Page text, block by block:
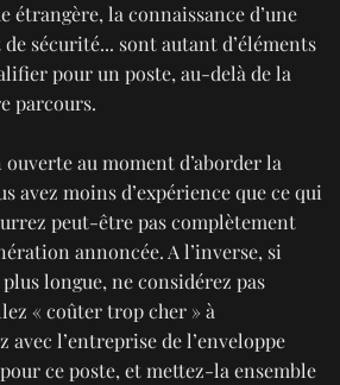
étrangère, la connaissance d’une
sécurité... sont autant d’éléments
pour un poste, au-delà de la
parcours.
ouverte au moment d’aborder la
avez moins d’expérience que ce qui
peut-être pas complètement
annoncée. A l’inverse, si
longue, ne considérez pas
« coûter trop cher » à
avec l’entreprise de l’enveloppe
ce poste, et mettez-la ensemble